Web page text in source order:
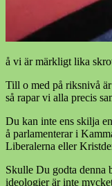
å vi är märkligt lika
Till o med på riksnivå
så rapar vi alla precis
Du kan inte ens skilja
å parlamenterar i
Liberalerna eller
Skulle Du godta denna
ideologier är inte